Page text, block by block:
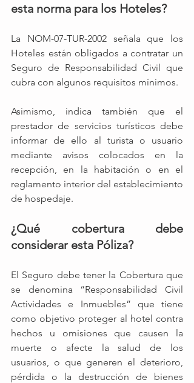
esta norma para los Hoteles?
La NOM-07-TUR-2002 señala que los
Hoteles están obligados a contratar un
Seguro de Responsabilidad Civil que
cubra con algunos requisitos mínimos.
Asimismo, indica también que el
prestador de servicios turísticos debe
informar de ello al turista o usuario
mediante avisos colocados en la
recepción, en la habitación o en el
reglamento interior del establecimiento
de hospedaje.
¿Qué cobertura debe
considerar esta Póliza?
El Seguro debe tener la Cobertura que
se denomina “Responsabilidad Civil
Actividades e Inmuebles” que tiene
como objetivo proteger al hotel contra
hechos u omisiones que causen la
muerte o afecte la salud de los
usuarios, o que generen el deterioro,
pérdida o la destrucción de bienes